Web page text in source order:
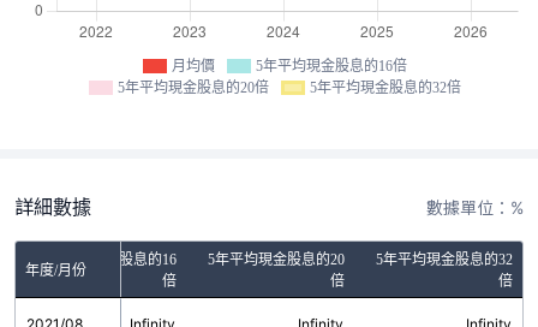
月均價
5年平均現金股息的16倍
5年平均現金股息的20倍
5年平均現金股息的32倍
詳細數據 數據單位：%
年度/月份
5年平均現金股息的16
倍
5年平均現金股息的20
倍
5年平均現金股息的32
倍